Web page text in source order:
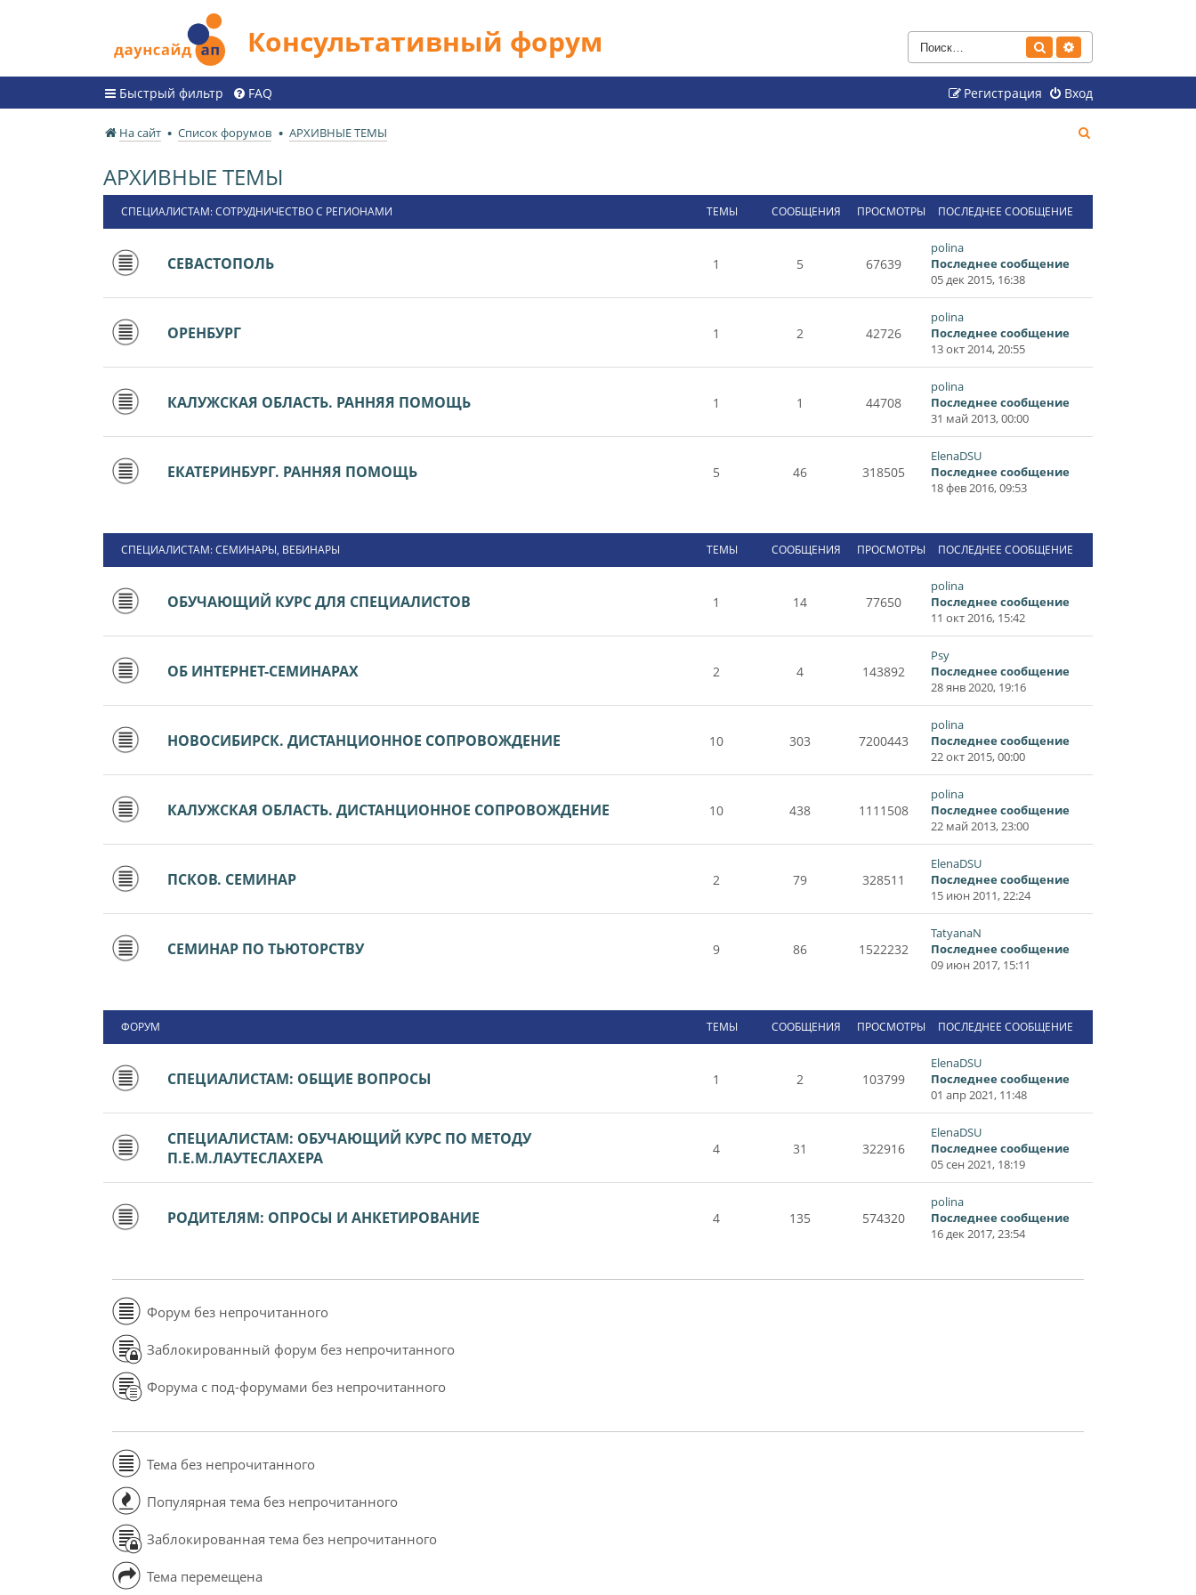
Консультативный форум Поиск
Быстрый фильтр FAQ Вход
Регистрация
На сайт Список форумов АРХИВНЫЕ ТЕМЫ
с
АРХИВНЫЕ ТЕМЫ
СПЕЦИАЛИСТАМ: СОТРУДНИЧЕСТВО С РЕГИОНАМИ ТЕМЫ СООБЩЕНИЯ ПРОСМОТРЫ ПОСЛЕДНЕЕ СООБЩЕНИЕ
СЕВАСТОПОЛЬ 1 5 67639
polina
Последнее сообщение
05 дек 2015, 16:38
ОРЕНБУРГ 1 2 42726
polina
Последнее сообщение
13 окт 2014, 20:55
КАЛУЖСКАЯ ОБЛАСТЬ. РАННЯЯ ПОМОЩЬ 1 1 44708
polina
Последнее сообщение
31 май 2013, 00:00
ЕКАТЕРИНБУРГ. РАННЯЯ ПОМОЩЬ 5 46 318505
ElenaDSU
Последнее сообщение
18 фев 2016, 09:53
СПЕЦИАЛИСТАМ: СЕМИНАРЫ, ВЕБИНАРЫ ТЕМЫ СООБЩЕНИЯ ПРОСМОТРЫ ПОСЛЕДНЕЕ СООБЩЕНИЕ
ОБУЧАЮЩИЙ КУРС ДЛЯ СПЕЦИАЛИСТОВ 1 14 77650
polina
Последнее сообщение
11 окт 2016, 15:42
ОБ ИНТЕРНЕТ-СЕМИНАРАХ 2 4 143892
Psy
Последнее сообщение
28 янв 2020, 19:16
НОВОСИБИРСК. ДИСТАНЦИОННОЕ СОПРОВОЖДЕНИЕ 10 303 7200443
polina
Последнее сообщение
22 окт 2015, 00:00
КАЛУЖСКАЯ ОБЛАСТЬ. ДИСТАНЦИОННОЕ СОПРОВОЖДЕНИЕ 10 438 1111508
polina
Последнее сообщение
22 май 2013, 23:00
ПСКОВ. СЕМИНАР 2 79 328511
ElenaDSU
Последнее сообщение
15 июн 2011, 22:24
СЕМИНАР ПО ТЬЮТОРСТВУ 9 86 1522232
TatyanaN
Последнее сообщение
09 июн 2017, 15:11
ФОРУМ ТЕМЫ СООБЩЕНИЯ ПРОСМОТРЫ ПОСЛЕДНЕЕ СООБЩЕНИЕ
СПЕЦИАЛИСТАМ: ОБЩИЕ ВОПРОСЫ 1 2 103799
ElenaDSU
Последнее сообщение
01 апр 2021, 11:48
СПЕЦИАЛИСТАМ: ОБУЧАЮЩИЙ КУРС ПО МЕТОДУ
П.Е.М.ЛАУТЕСЛАХЕРА
4 31 322916
ElenaDSU
Последнее сообщение
05 сен 2021, 18:19
РОДИТЕЛЯМ: ОПРОСЫ И АНКЕТИРОВАНИЕ 4 135 574320
polina
Последнее сообщение
16 дек 2017, 23:54
Форум без непрочитанного
Заблокированный форум без непрочитанного
Форума с под-форумами без непрочитанного
Тема без непрочитанного
Популярная тема без непрочитанного
Заблокированная тема без непрочитанного
Тема перемещена